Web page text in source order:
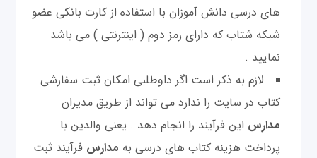
های درسی دانش آموزان با استفاده از کارت بانکی عضو
شبکه شتاب که دارای رمز دوم ( اینترنتی ) می باشد
نمایید .
لازم به ذکر است اگر داوطلبی امکان ثبت سفارشی
کتاب در سایت را ندارد می تواند از طریق مدیران
مدارس این فرآیند را انجام دهد . یعنی والدین با
پرداخت هزینه کتاب های درسی به مدارس فرآیند ثبت